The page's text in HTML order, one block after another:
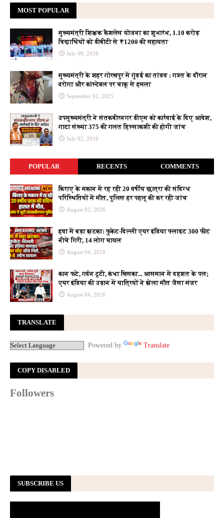
MOST POPULAR
मुख्यमंत्री शिक्षक कैशलेस योजना का शुभारंभ, 1.10 करोड़
विद्यार्थियों को डीबीटी से ₹1200 की सहायता
July 09, 2026
मुख्यमंत्री के शहर गोरखपुर में गुंडई का तांडव : गश्त के दौरान
दरोगा और कांस्टेबल पर चाकू से हमला
September 02, 2025
उपमुख्यमंत्री ने संतकबीरनगर डीएम को कार्रवाई के दिए आदेश,
गाटा संख्या 375 की गलत हिस्साकशी की होगी जांच
July 02, 2026
POPULAR RECENTS COMMENTS
किराए के मकान में रह रही 20 वर्षीय छात्रा की संदिग्ध
परिस्थितियों में मौत, पुलिस हर पहलू की कर रही जांच
August 02, 2026
हवा में बड़ा झटका: फुकेट-दिल्ली एयर इंडिया फ्लाइट 300 फीट
नीचे गिरी, 14 लोग घायल
August 04, 2026
कान फटे, गर्दन टूटी, कंधा खिसका... आसमान में दहशत के पल;
एयर इंडिया की उड़ान में यात्रियों ने झेला मौत जैसा मंजर
August 04, 2026
TRANSLATE
Powered by Translate
COPY DISABLED
Followers
SUBSCRIBE US